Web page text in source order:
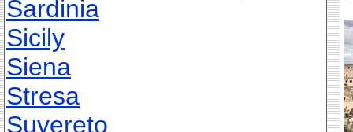
Sardinia
Sicily
Siena
Stresa
Suvereto